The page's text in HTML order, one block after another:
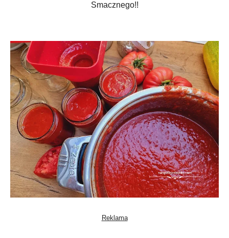
Smacznego!!